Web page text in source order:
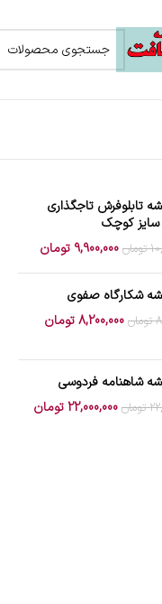
تابلوفرش تاجگذاری
سایز کوچک
تومان 9,900,000 تومان
شکارگاه صفوی
تومان 8,200,000تومان
شاهنامه فردوسی
تومان 22,000,000تومان